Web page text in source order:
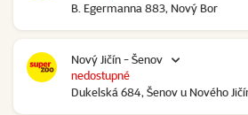
B. Egermanna 883, Nový Bor
Nový Jičín - Šenov
Dukelská 684, Šenov u Nového
nedostupné